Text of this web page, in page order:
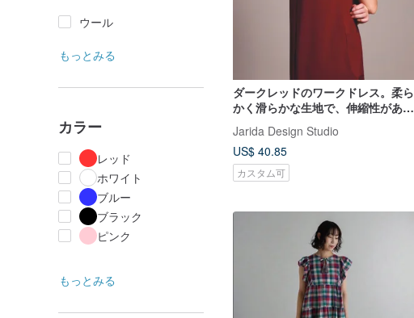
ウール
もっとみる
カラー
レッド
ホワイト
ブルー
ブラック
ピンク
もっとみる
ダークレッドのワークドレス。柔ら
かく滑らかな生地で、伸縮性があ
り、シワになりにくい。洗濯機洗い
可能。色褪せしにくく、スタイルカ
バー効果があります。
Jarida Design Studio
US$ 40.85
カスタム可